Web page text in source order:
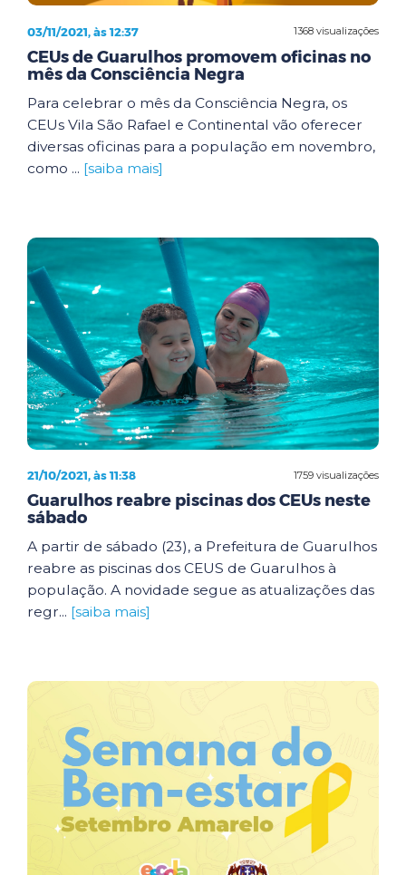
1368 visualizações
03/11/2021, às 12:37
CEUs de Guarulhos promovem oficinas no
mês da Consciência Negra
Para celebrar o mês da Consciência Negra, os
CEUs Vila São Rafael e Continental vão oferecer
diversas oficinas para a população em novembro,
como ... [saiba mais]
1759 visualizações
21/10/2021, às 11:38
Guarulhos reabre piscinas dos CEUs neste
sábado
A partir de sábado (23), a Prefeitura de Guarulhos
reabre as piscinas dos CEUS de Guarulhos à
população. A novidade segue as atualizações das
regr... [saiba mais]